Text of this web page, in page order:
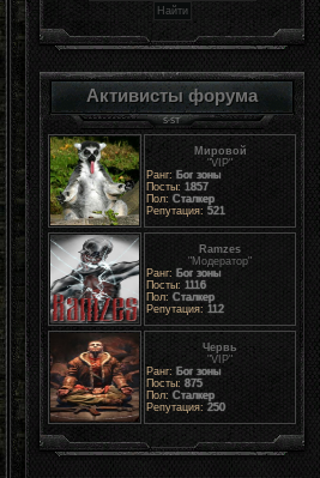
Активисты форума
Мировой
"VIP"
Ранг: Бог зоны
Посты: 1857
Пол: Сталкер
Репутация: 521
Ramzes
"Модератор"
Ранг: Бог зоны
Посты: 1116
Пол: Сталкер
Репутация: 112
Червь
"VIP"
Ранг: Бог зоны
Посты: 875
Пол: Сталкер
Репутация: 250